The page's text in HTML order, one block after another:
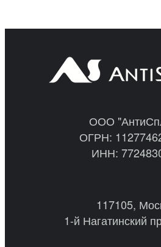
ООО
ОГРН:
ИНН:
117105,
1-й Нагатинский